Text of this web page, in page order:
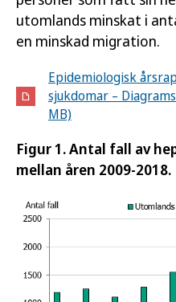
utomlands minskat i
en minskad migration.
Epidemiologisk
sjukdomar –
MB)
Figur 1. Antal fall av
mellan åren 2009-2018.